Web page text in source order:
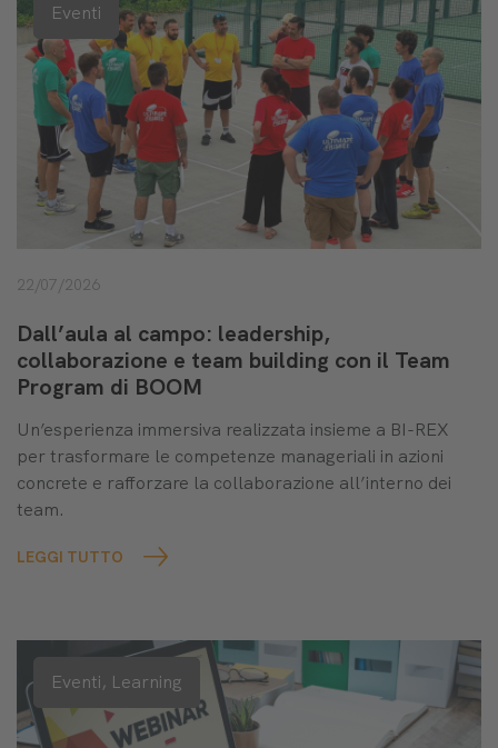
Eventi
22/07/2026
Dall’aula al campo: leadership,
collaborazione e team building con il Team
Program di BOOM
Un’esperienza immersiva realizzata insieme a BI-REX
per trasformare le competenze manageriali in azioni
concrete e rafforzare la collaborazione all’interno dei
team.
LEGGI TUTTO
Eventi, Learning